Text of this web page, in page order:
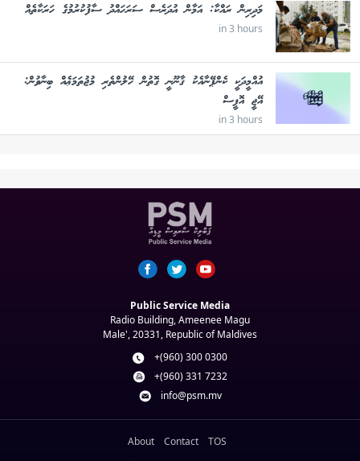
މަދިރިން ރައްކާ: އަމާން އުދަރެސް ސަރަހައްދު ސާފުކުރުމުގެ ހަރަކާތެއް
in 3 hours
އުއްމީދަކީ ކެންޕޭނާއެކު ޤާނޫނީ ގޮތުން ހޭލުންތެރި މުޖުތަމަޢެއް ބިނާވުން:
އޭޖީ އޮފީސް
in 3 hours
Public Service Media
Radio Building, Ameenee Magu
Male', 20331, Republic of Maldives
+(960) 300 0300
+(960) 331 7232
info@psm.mv
About Contact TOS